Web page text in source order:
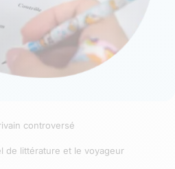
controversé
de littérature et le voyageur